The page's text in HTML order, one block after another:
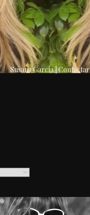
Susana García | Contactar